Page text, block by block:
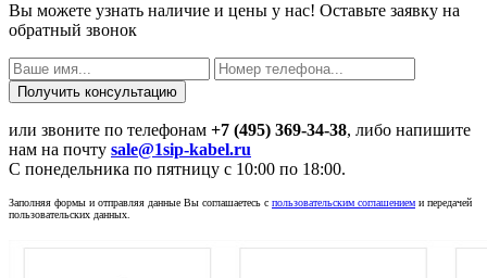
Вы можете узнать наличие и цены у нас! Оставьте заявку на
обратный звонок
или звоните по телефонам +7 (495) 369-34-38, либо напишите
нам на почту sale@1sip-kabel.ru
C понедельника по пятницу с 10:00 по 18:00.
Заполняя формы и отправляя данные Вы соглашаетесь с пользовательским соглашением и передачей
пользовательских данных.